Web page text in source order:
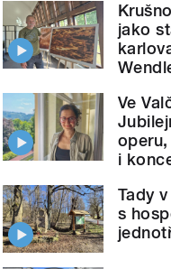
jako
Ve
i
Tady
s